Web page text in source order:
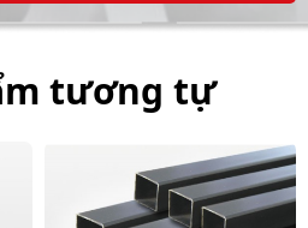
tương tự